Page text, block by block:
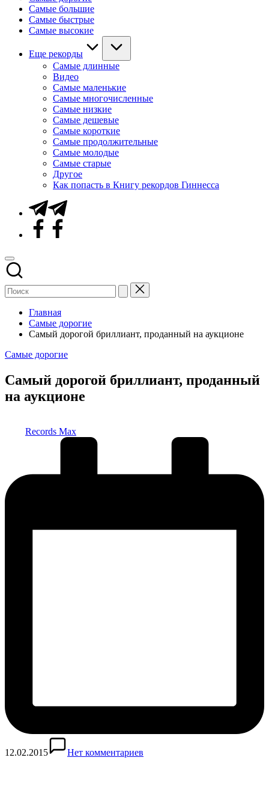
Самые большие
Самые быстрые
Самые высокие
Еще рекорды
Самые длинные
Видео
Самые маленькие
Самые многочисленные
Самые низкие
Самые дешевые
Самые короткие
Самые продолжительные
Самые молодые
Самые старые
Другое
Как попасть в Книгу рекордов Гиннесса
Telegram
Facebook
Главная
Самые дорогие
Самый дорогой бриллиант, проданный на аукционе
Опубликовано
Самые дорогие
Самый дорогой бриллиант, проданный
на аукционе
Records Max
12.02.2015 Нет комментариев